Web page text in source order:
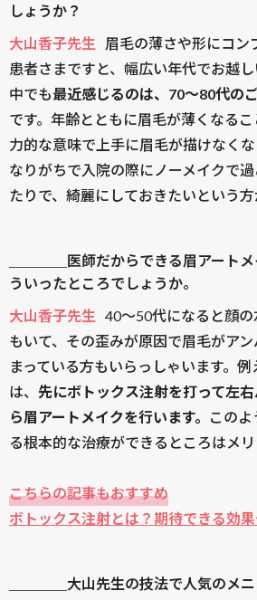
しょうか？
大山香子先生
眉毛の薄さや形にコン
患者さまですと、幅広い年代でお越
中でも最近感じるのは、70〜80代の
です。年齢とともに眉毛が薄くなる
力的な意味で上手に眉毛が描けなく
なりがちで入院の際にノーメイクで
たりで、綺麗にしておきたいという方
＿＿＿＿医師だからできる眉アート
ういったところでしょうか。
大山香子先生 40〜50代になると顔
もいて、その歪みが原因で眉毛がア
まっている方もいらっしゃいます。
は、 先にボトックス注射を打って左
ら眉アートメイクを行います。
この
る根本的な治療ができるところはメリ
こちらの記事もおすすめ
ボトックス注射とは？期待できる効
＿＿＿＿大山先生の技法で人気のメ